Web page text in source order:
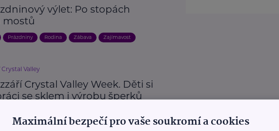
výlet: Po stopách
mostů
Prázdniny Rodina Zábava Zajímavost
Valley
Crystal Valley Week. Děti si
se sklem i výrobu šperků
Maximální bezpečí pro vaše soukromí a cookies